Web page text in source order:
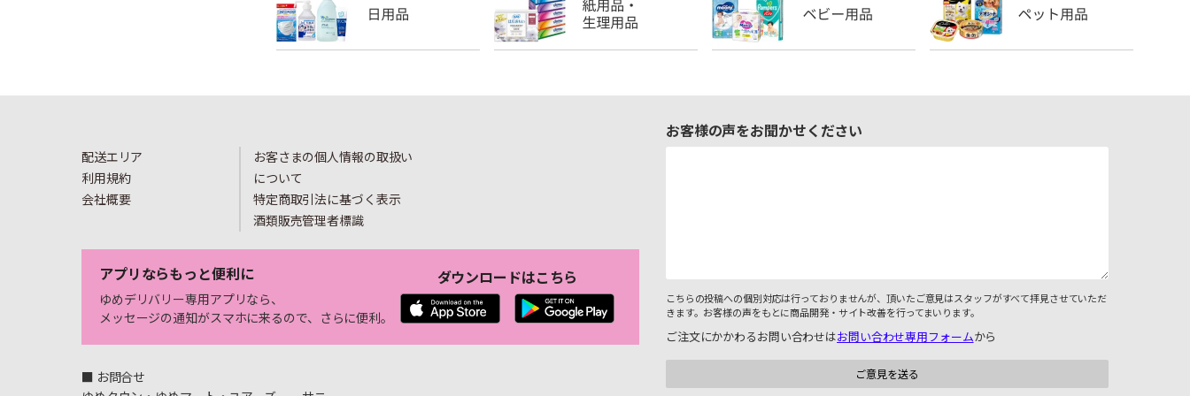
配送エリア
利用規約
会社概要
お客さまの個人情報の取扱い
について
特定商取引法に基づく表示
酒類販売管理者標識
アプリならもっと便利に
ゆめデリバリー専用アプリなら、
メッセージの通知がスマホに来るので、さらに便利。
ダウンロードはこちら
■ お問合せ
お客様の声をお聞かせください
こちらの投稿への個別対応は行っておりませんが、頂いたご意見はスタッフがすべて拝見させていただ
きます。お客様の声をもとに商品開発・サイト改善を行ってまいります。
ご注文にかかわるお問い合わせはお問い合わせ専用フォームから